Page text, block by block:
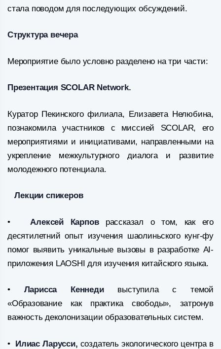
стала поводом для последующих обсуждений.
Структура вечера
Мероприятие было условно разделено на три части:
Презентация SCOLAR Network.
Куратор Пекинского филиала, Елизавета Нелюбина,
познакомила участников с миссией SCOLAR, его
мероприятиями и инициативами, направленными на
укрепление межкультурного диалога и развитие
молодежного потенциала.
Лекции спикеров
• Алексей Карповрассказал о том, как его
десятилетний опыт изучения шаолиньского кунг-фу
помог выявить уникальные вызовы в разработке AI-
приложения LAOSHI для изучения китайского языка.
• Ларисса Кеннеди выступила с темой
«Образование как практика свободы», затронув
важность деколонизации образовательных систем.
• Илиас Ларусси, создатель экологического центра в